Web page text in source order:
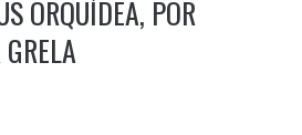
ORQUÍDEA, POR